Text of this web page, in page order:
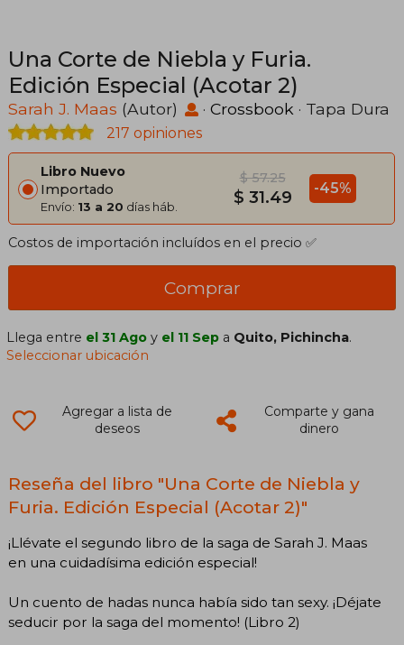
Una Corte de Niebla y Furia.
Edición Especial (Acotar 2)
Sarah J. Maas (Autor) · Crossbook · Tapa Dura
217 opiniones
Libro Nuevo
Importado
Envío: 13 a 20 días háb.
$ 57.25
$ 31.49 -45%
Costos de importación incluídos en el precio ✅
Comprar
Llega entre el 31 Ago y el 11 Sep a Quito, Pichincha.
Seleccionar ubicación
Agregar a lista de
deseos
Comparte y gana
dinero
Reseña del libro "Una Corte de Niebla y
Furia. Edición Especial (Acotar 2)"
¡Llévate el segundo libro de la saga de Sarah J. Maas
en una cuidadísima edición especial!
Un cuento de hadas nunca había sido tan sexy. ¡Déjate
seducir por la saga del momento! (Libro 2)